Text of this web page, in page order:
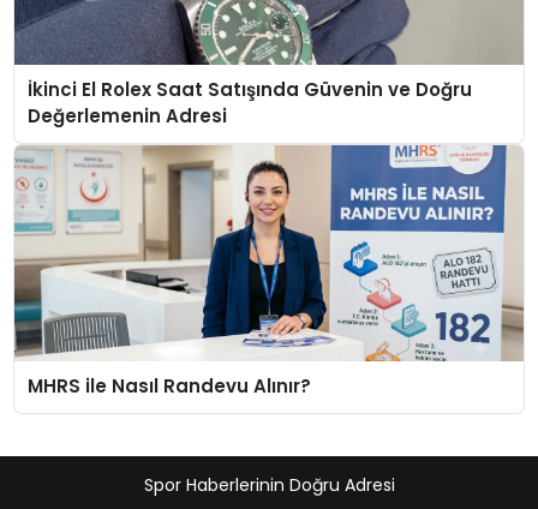
İkinci El Rolex Saat Satışında Güvenin ve Doğru
Değerlemenin Adresi
MHRS ile Nasıl Randevu Alınır?
Spor Haberlerinin Doğru Adresi